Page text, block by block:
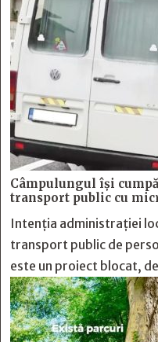
Câmpulungul îşi
transport public cu
Intenția administrației
transport public de
este un proiect blocat,